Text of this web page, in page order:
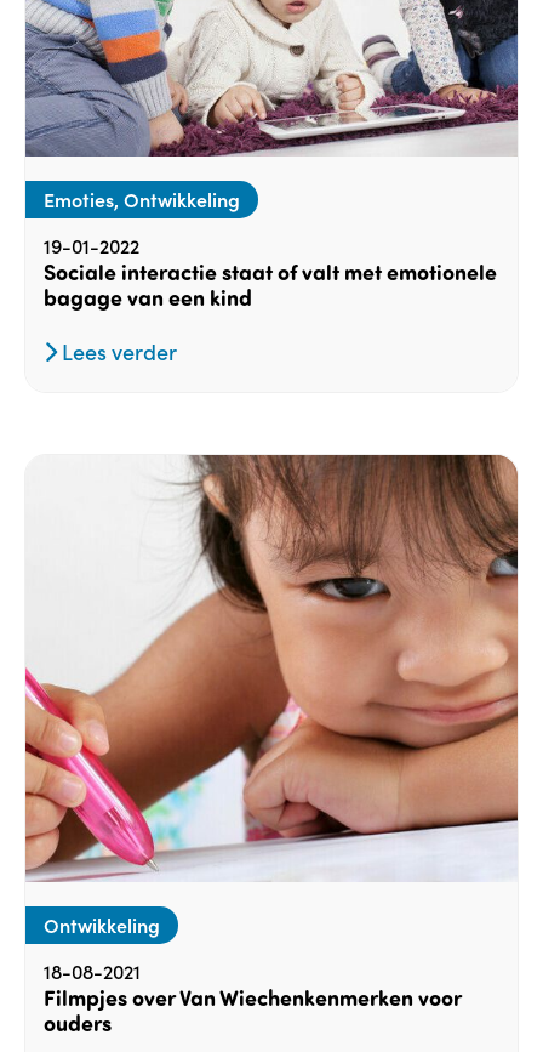
Emoties, Ontwikkeling
19-01-2022
Sociale interactie staat of valt met emotionele
bagage van een kind
Lees verder
Ontwikkeling
18-08-2021
Filmpjes over Van Wiechenkenmerken voor
ouders